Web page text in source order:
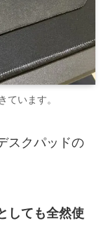
ています。
スクパッドの
しても全然使